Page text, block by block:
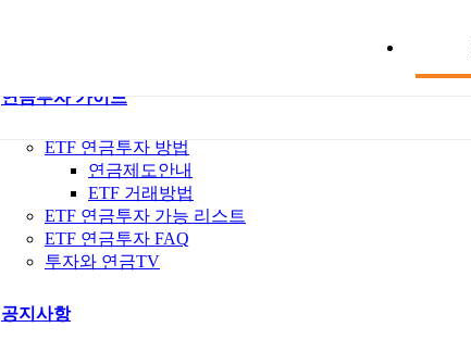
연금투자 가이드
ETF 연금투자 방법
연금제도안내
ETF 거래방법
ETF 연금투자 가능 리스트
ETF 연금투자 FAQ
투자와 연금TV
공지사항